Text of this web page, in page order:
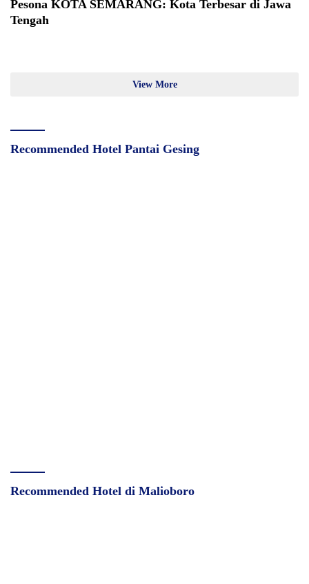
Pesona KOTA SEMARANG: Kota Terbesar di Jawa
Tengah
View More
Recommended Hotel Pantai Gesing
Recommended Hotel di Malioboro